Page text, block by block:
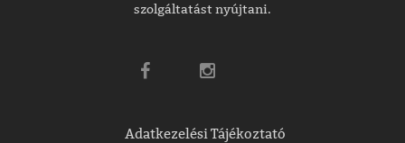
szolgáltatást nyújtani.
Adatkezelési Tájékoztató